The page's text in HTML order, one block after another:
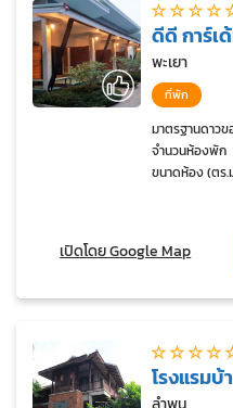
ดีดี การ์เ
พะเยา
ที่พัก
มาตรฐานดาวข
จำนวนห้องพัก
ขนาดห้อง (ตร.
เปิดโดย Google Map
โรงแรมบ้